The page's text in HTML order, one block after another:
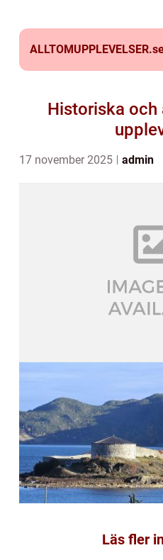
ALLTOMUPPLEVELSER.
Historiska
17 november 2025 admin
Läs fler